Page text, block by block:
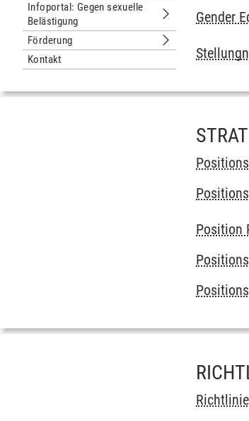
Infoportal: Gegen sexuelle
Belästigung
Untermenu
Förderung
Untermenu
Kontakt
Gender
Position